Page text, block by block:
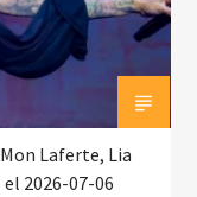
Laferte, Lia
2026-07-06